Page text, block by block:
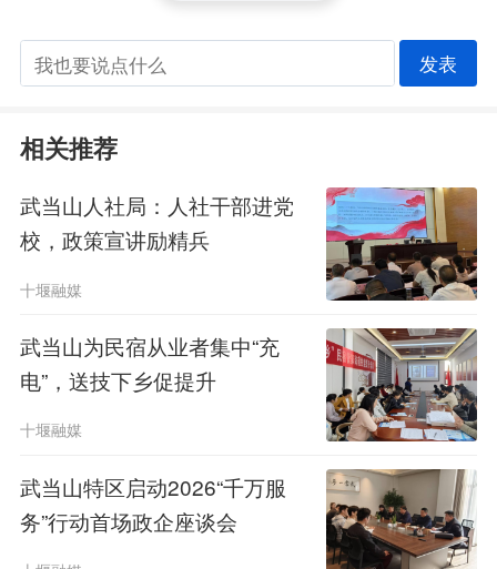
发表
相关推荐
武当山人社局：人社干部进党
校，政策宣讲励精兵
十堰融媒
武当山为民宿从业者集中“充
电”，送技下乡促提升
十堰融媒
武当山特区启动2026“千万服
务”行动首场政企座谈会